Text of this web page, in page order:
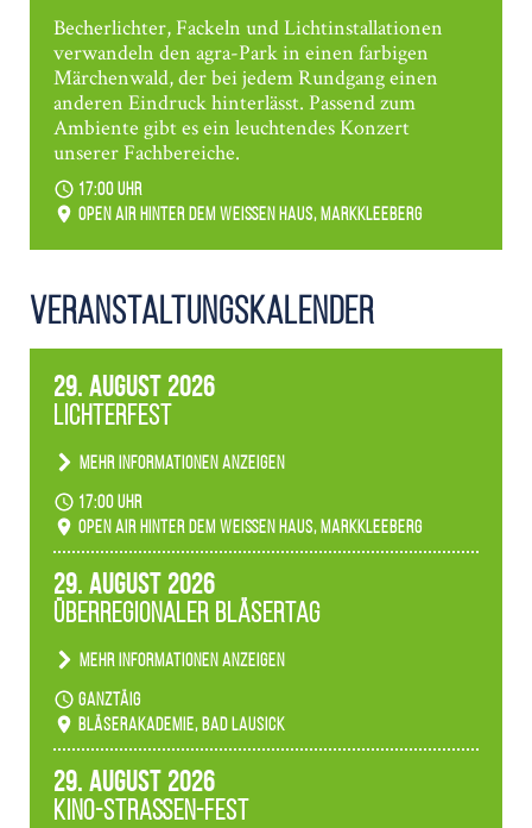
Becherlichter, Fackeln und Lichtinstallationen
verwandeln den agra-Park in einen farbigen
Märchenwald, der bei jedem Rundgang einen
anderen Eindruck hinterlässt. Passend zum
Ambiente gibt es ein leuchtendes Konzert
unserer Fachbereiche.
17:00 Uhr
Open Air hinter dem weißen Haus, Markkleeberg
Veranstaltungs­kalender
29. August 2026
Lichterfest
Mehr Informationen anzeigen
Becherlichter, Fackeln und Lichtinstallationen
verwandeln den agra-Park in einen farbigen
Märchenwald, der bei jedem Rundgang einen
Ambiente gibt es ein leuchtendes Konzert
unserer Fachbereiche.
17:00 Uhr
Open Air hinter dem weißen Haus, Markkleeberg
29. August 2026
Überregionaler Bläsertag
Mehr Informationen anzeigen
Teilnahme der Bläserklassen.
ganztäig
Bläserakademie, Bad Lausick
29. August 2026
Kino-Straßen-Fest